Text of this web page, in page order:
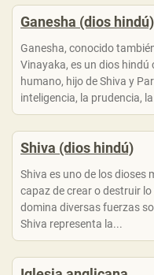
Ganesha (dios hindú)
Ganesha, conocido
Vinayaka, es un dios hindú
humano, hijo de Shiva y
inteligencia, la prudencia,
Shiva (dios hindú)
Shiva es uno de los dioses
capaz de crear o destruir
domina diversas fuerzas
Shiva representa la...